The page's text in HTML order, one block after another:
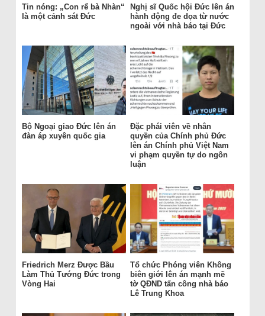
Tin nóng: „Con rể bà Nhàn“
là một cảnh sát Đức
Nghị sĩ Quốc hội Đức lên án
hành động đe dọa từ nước
ngoài với nhà báo tại Đức
Bộ Ngoại giao Đức lên án
đàn áp xuyên quốc gia
Đặc phái viên về nhân
quyền của Chính phủ Đức
lên án Chính phủ Việt Nam
vi phạm quyền tự do ngôn
luận
Friedrich Merz Được Bầu
Làm Thủ Tướng Đức trong
Vòng Hai
Tổ chức Phóng viên Không
biên giới lên án mạnh mẽ
tờ QĐND tấn công nhà báo
Lê Trung Khoa